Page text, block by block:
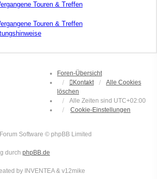
Touren & Treffen
Touren & Treffen
Foren-Übersicht
Kontakt
Alle Cookies
löschen
Alle Zeiten sind UTC+02:00
Cookie-Einstellungen
Software © phpBB Limited
durch phpBB.de
by INVENTEA & v12mike